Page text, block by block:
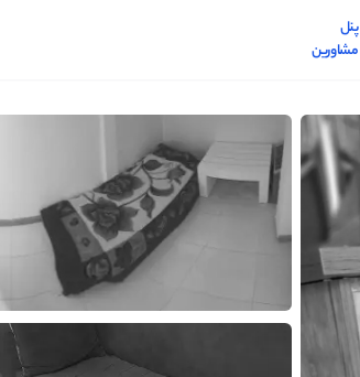
پنل
مشاورین